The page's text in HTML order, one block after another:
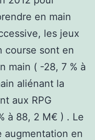
en main
les jeux
course sont en
main ( -28, 7 % à
aliénant la
aux RPG
à 88, 2 M€ ) . Le
augmentation en